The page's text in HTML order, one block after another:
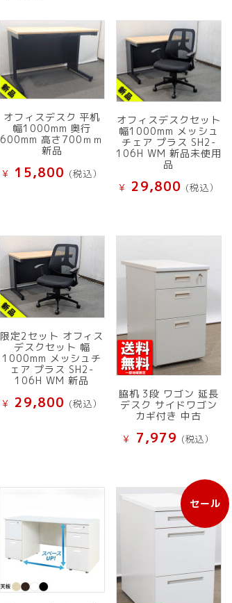
オフィスデスク 平机
幅1000mm 奥行
600mm 高さ700ｍｍ
新品
¥ 15,800 (税込）
オフィスデスクセット
幅1000mm メッシュ
チェア プラス SH2-
106H WM 新品未使用
品
¥ 29,800 (税込）
限定2セット オフィス
デスクセット 幅
1000mm メッシュチ
ェア プラス SH2-
106H WM 新品
¥ 29,800 (税込）
脇机 3段 ワゴン 延長
デスク サイドワゴン
カギ付き 中古
¥ 7,979 (税込）
セール
販
売
中
品